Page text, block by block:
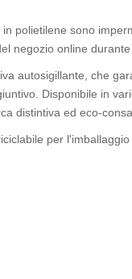
polietilene sono
negozio online durante
autosigillante, che
Disponibile in
distintiva ed eco-
per